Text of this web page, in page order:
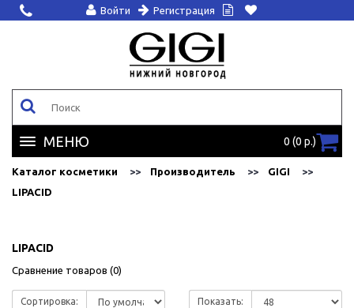
Войти Регистрация
МЕНЮ 0 (0 р.)
Каталог косметики Производитель
GIGI
LIPACID
LIPACID
Сравнение товаров (0)
Сортировка: Показать: